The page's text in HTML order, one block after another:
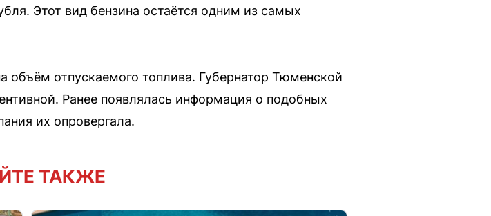
Этот вид бензина остаётся одним из самых
объём отпускаемого топлива. Губернатор Тюменской
Ранее появлялась информация о подобных
их опровергала.
ТАКЖЕ